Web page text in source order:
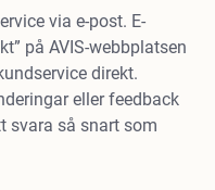
via e-post. E-
på AVIS-webbplatsen
direkt.
eller feedback
svara så snart som